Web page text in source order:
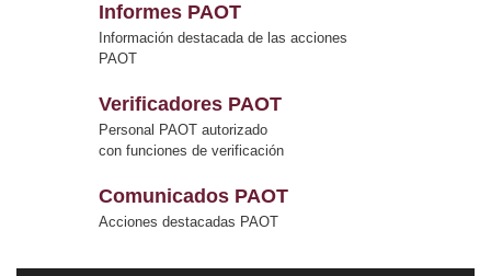
Informes PAOT
Información destacada de las acciones
PAOT
Verificadores PAOT
Personal PAOT autorizado
con funciones de verificación
Comunicados PAOT
Acciones destacadas PAOT